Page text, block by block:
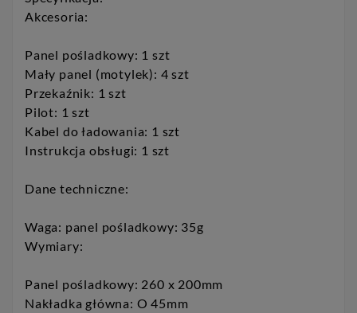
Akcesoria:
Panel pośladkowy: 1 szt
Mały panel (motylek): 4 szt
Przekaźnik: 1 szt
Pilot: 1 szt
Kabel do ładowania: 1 szt
Instrukcja obsługi: 1 szt
Dane techniczne:
Waga: panel pośladkowy: 35g
Wymiary:
Panel pośladkowy: 260 x 200mm
Nakładka główna: O 45mm